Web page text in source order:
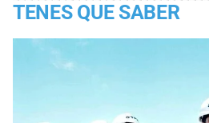
TENES QUE SABER